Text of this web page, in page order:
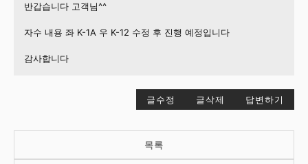
반갑습니다 고객님^^
자수 내용 좌 K-1A 우 K-12 수정 후 진행 예정입니다
감사합니다
글수정 글삭제 답변하기
목록